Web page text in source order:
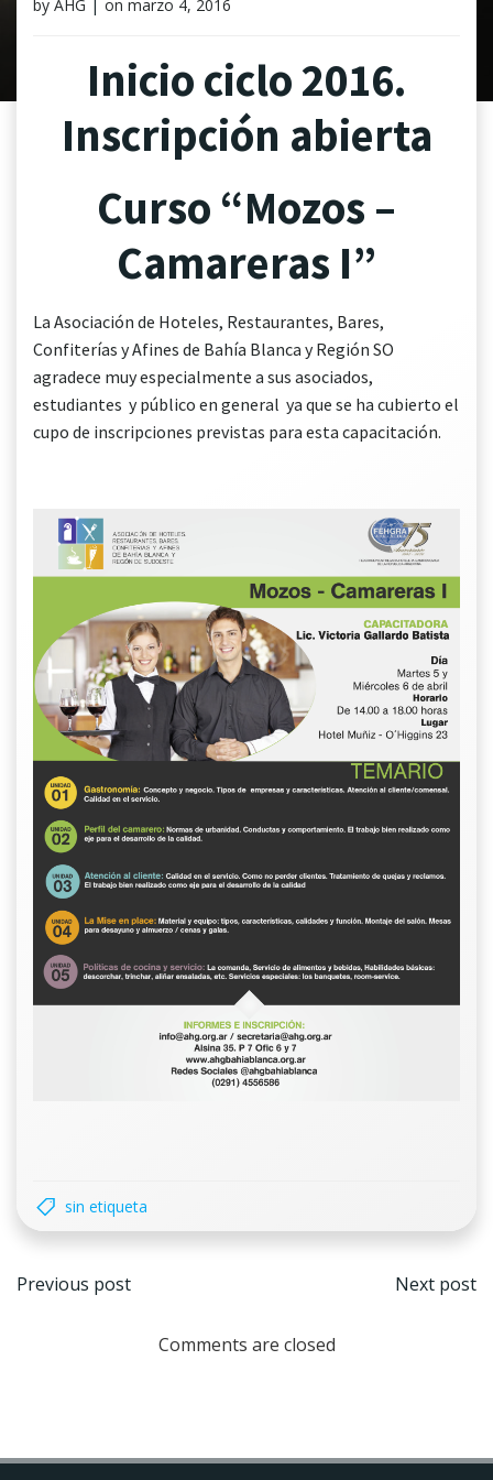
by AHG | on marzo 4, 2016
Inicio ciclo 2016.
Inscripción abierta
Curso “Mozos –
Camareras I”
La Asociación de Hoteles, Restaurantes, Bares,
Confiterías y Afines de Bahía Blanca y Región SO
agradece muy especialmente a sus asociados,
estudiantes y público en general ya que se ha cubierto el
cupo de inscripciones previstas para esta capacitación.
sin etiqueta
Navegación
Previous post Next post
Comments are closed